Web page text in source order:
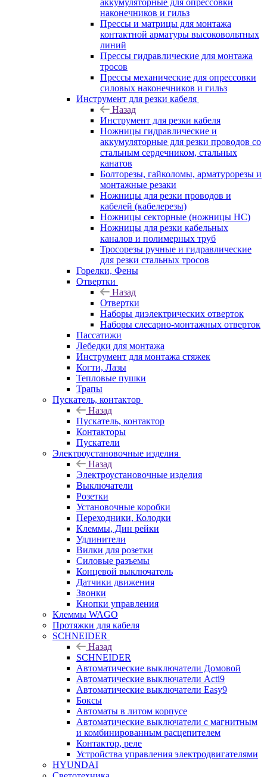
аккумуляторные для опрессовки
наконечников и гильз
Прессы и матрицы для монтажа
контактной арматуры высоковольтных
линий
Прессы гидравлические для монтажа
тросов
Прессы механические для опрессовки
силовых наконечников и гильз
Инструмент для резки кабеля
Назад
Инструмент для резки кабеля
Ножницы гидравлические и
аккумуляторные для резки проводов со
стальным сердечником, стальных
канатов
Болторезы, гайколомы, арматурорезы и
монтажные резаки
Ножницы для резки проводов и
кабелей (кабелерезы)
Ножницы секторные (ножницы НС)
Ножницы для резки кабельных
каналов и полимерных труб
Тросорезы ручные и гидравлические
для резки стальных тросов
Горелки, Фены
Отвертки
Назад
Отвертки
Наборы диэлектрических отверток
Наборы слесарно-монтажных отверток
Пассатижи
Лебедки для монтажа
Инструмент для монтажа стяжек
Когти, Лазы
Тепловые пушки
Трапы
Пускатель, контактор
Назад
Пускатель, контактор
Контакторы
Пускатели
Электроустановочные изделия
Назад
Электроустановочные изделия
Выключатели
Розетки
Установочные коробки
Переходники, Колодки
Клеммы, Дин рейки
Удлинители
Вилки для розетки
Силовые разъемы
Концевой выключатель
Датчики движения
Звонки
Кнопки управления
Клеммы WAGO
Протяжки для кабеля
SCHNEIDER
Назад
SCHNEIDER
Автоматические выключатели Домовой
Автоматические выключатели Acti9
Автоматические выключатели Easy9
Боксы
Автоматы в литом корпусе
Автоматические выключатели с магнитным
и комбинированным расцепителем
Контактор, реле
Устройства управления электродвигателями
HYUNDAI